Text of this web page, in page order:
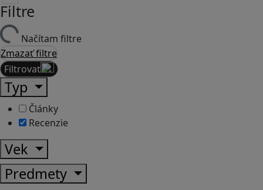
Filtre
Načítam filtre
Zmazať filtre
Filtrovať
Typ
Články
Recenzie
Vek
Predmety